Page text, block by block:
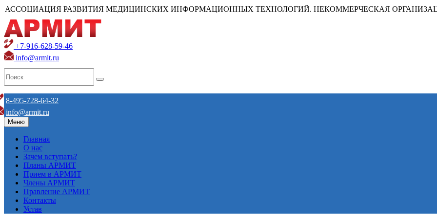
АССОЦИАЦИЯ РАЗВИТИЯ МЕДИЦИНСКИХ ИНФОРМАЦИОННЫХ ТЕХНОЛОГИЙ. НЕКОММЕРЧЕСКАЯ
+7-916-628-59-46
info@armit.ru
8-495-728-64-32
info@armit.ru
Меню
Главная
О нас
Зачем вступать?
Планы АРМИТ
Прием в АРМИТ
Члены АРМИТ
Правление АРМИТ
Контакты
Устав